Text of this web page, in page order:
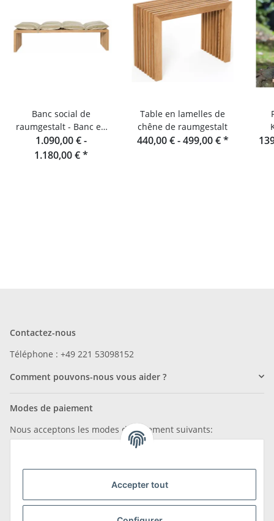
Accepter tout
Banc social de
raumgestalt - Banc en
lamelles de chêne 180
cm
1.090,00 € -
1.180,00 €*
Table en lamelles de
chêne de raumgestalt
440,00 € -499,00 €*
Contactez-nous
Téléphone : +49 221 53098152
Comment pouvons-nous vous aider ?
Modes de paiement
Nous acceptons les modes de paiement suivants: